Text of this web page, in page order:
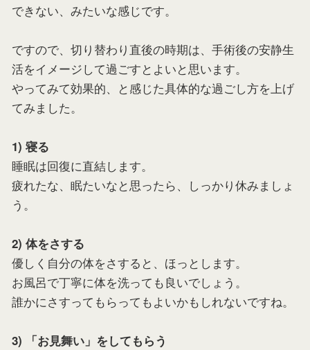
できない、みたいな感じです。
ですので、切り替わり直後の時期は、手術後の安静生
活をイメージして過ごすとよいと思います。
やってみて効果的、と感じた具体的な過ごし方を上げ
てみました。
1) 寝る
睡眠は回復に直結します。
疲れたな、眠たいなと思ったら、しっかり休みましょ
う。
2) 体をさする
優しく自分の体をさすると、ほっとします。
お風呂で丁寧に体を洗っても良いでしょう。
誰かにさすってもらってもよいかもしれないですね。
3) 「お見舞い」をしてもらう